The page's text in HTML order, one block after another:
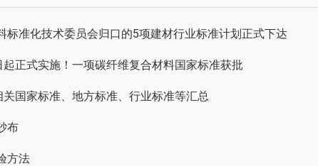
标准化技术委员会归口的5项建材行业标准计划正式下达
起正式实施！一项碳纤维复合材料国家标准获批
关国家标准、地方标准、行业标准等汇总
布
方法